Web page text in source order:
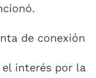
de conexión
el interés por la